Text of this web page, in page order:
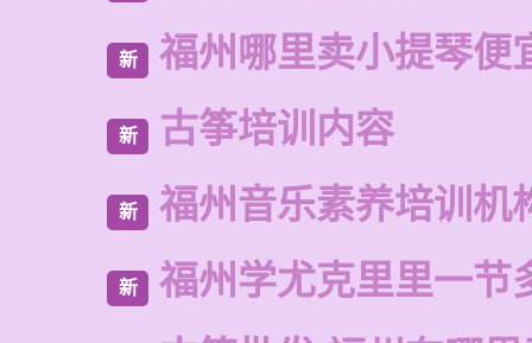
新 福州哪里卖小提琴便
新 古筝培训内容
新 福州音乐素养培训机
新
福州学尤克里里一节